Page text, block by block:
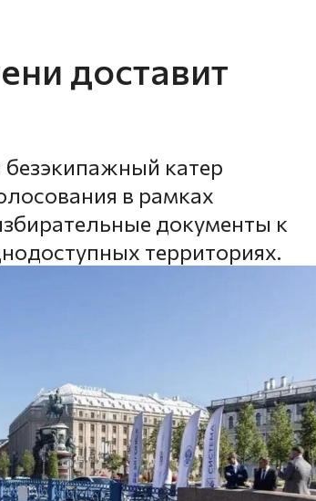
доставит
безэкипажный катер
в рамках
документы к
территориях.